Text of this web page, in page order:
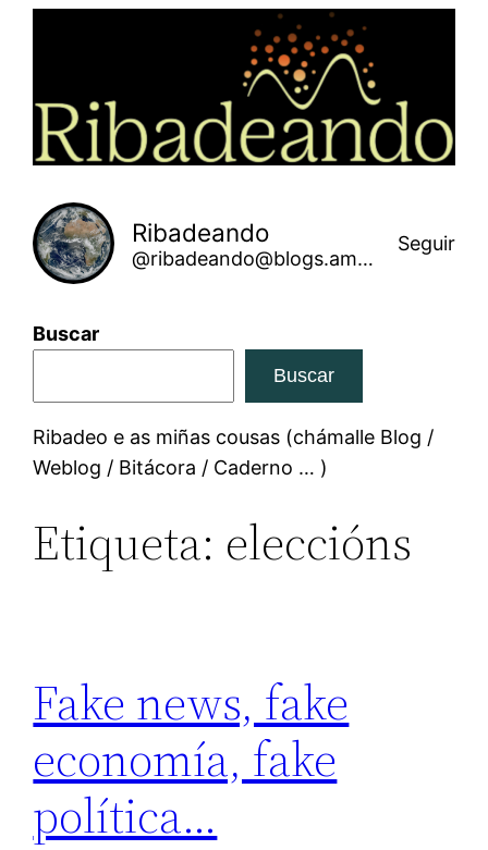
Ribadeando
@ribadeando@blogs.amarinha.gal
Seguir
Buscar
Buscar
Ribadeo e as miñas cousas (chámalle Blog /
Weblog / Bitácora / Caderno … )
Etiqueta: eleccións
Fake news, fake
economía, fake
política…